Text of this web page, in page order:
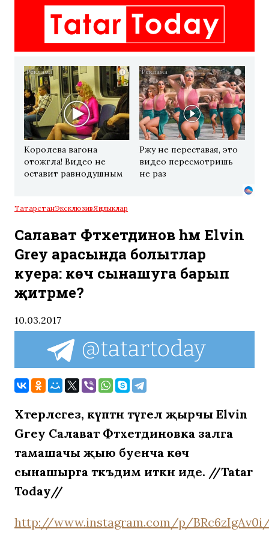
i
Королева вагона
отожгла! Видео не
оставит равнодушным
i
Ржу не переставая, это
видео пересмотришь
не раз
ТатарстанЭксклюзивЯңалыклар
Салават Фәтхетдинов һәм Elvin
Grey арасында болытлар
куера: көч сынашуга барып
җитәрме?
10.03.2017
Хәтерләсәгез, күптән түгел җырчы Elvin
Grey Салават Фәтхетдиновка залга
тамашачы җыю буенча көч
сынашырга тәкъдим иткән иде. //Tatar
Today//
http://www.instagram.com/p/